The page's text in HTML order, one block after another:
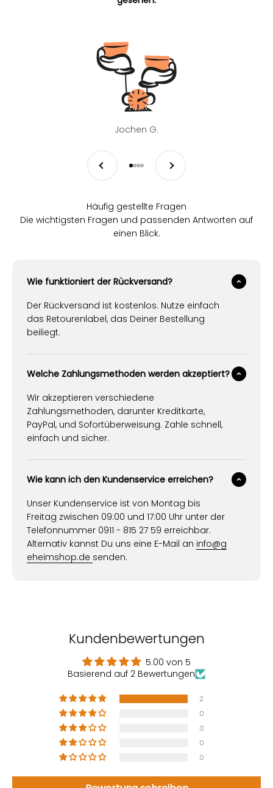
Jochen G.
Zurück
Gehe zu Element 1
Gehe zu Element 2
Gehe zu Element 3
Gehe zu Element 4
Vor
Häufig gestellte Fragen
Die wichtigsten Fragen und passenden Antworten auf
einen Blick.
Wie funktioniert der Rückversand?
Der Rückversand ist kostenlos. Nutze einfach
das Retourenlabel, das Deiner Bestellung
beiliegt.
Welche Zahlungsmethoden werden akzeptiert?
Wir akzeptieren verschiedene
Zahlungsmethoden, darunter Kreditkarte,
PayPal, und Sofortüberweisung. Zahle schnell,
einfach und sicher.
Wie kann ich den Kundenservice erreichen?
Unser Kundenservice ist von Montag bis
Freitag zwischen 09:00 und 17:00 Uhr unter der
Telefonnummer 0911 - 815 27 59 erreichbar.
Alternativ kannst Du uns eine E-Mail an info@g
eheimshop.de senden.
Kundenbewertungen
5.00 von 5
Basierend auf 2 Bewertungen
2
0
0
0
0